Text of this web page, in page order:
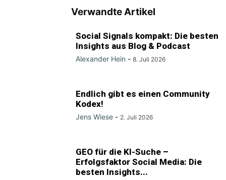
Verwandte Artikel
Social Signals kompakt: Die besten
Insights aus Blog & Podcast
Alexander Hein - 8. Juli 2026
Endlich gibt es einen Community
Kodex!
Jens Wiese - 2. Juli 2026
GEO für die KI-Suche –
Erfolgsfaktor Social Media: Die
besten Insights...